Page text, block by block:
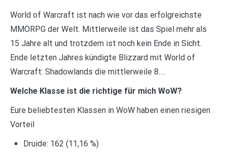
World of Warcraft ist nach wie vor das erfolgreichste
MMORPG der Welt. Mittlerweile ist das Spiel mehr als
15 Jahre alt und trotzdem ist noch kein Ende in Sicht.
Ende letzten Jahres kündigte Blizzard mit World of
Warcraft: Shadowlands die mittlerweile 8….
Welche Klasse ist die richtige für mich WoW?
Eure beliebtesten Klassen in WoW haben einen riesigen
Vorteil
Druide: 162 (11,16 %)